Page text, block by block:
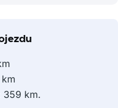
359 km.